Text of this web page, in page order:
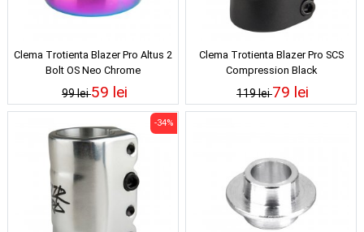
Clema Trotienta Blazer Pro Altus 2
Bolt OS Neo Chrome
99 lei59 lei
Clema Trotienta Blazer Pro SCS
Compression Black
119 lei79 lei
-34%